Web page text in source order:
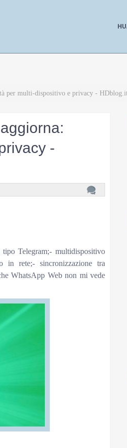
per multi-dispositivo e privacy -
-
Telegram;- multidispositivo
in rete;- sincronizzazione tra
WhatsApp Web non mi vede